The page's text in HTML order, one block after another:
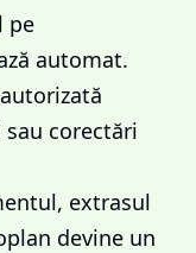
pe
automat.
corectări
extrasul
devine un